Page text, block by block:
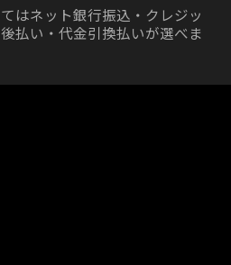
はネット銀行振込・クレジッ
払い・代金引換払いが選べま